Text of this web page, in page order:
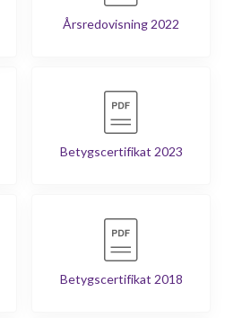
Årsredovisning 2022
Betygscertifikat 2023
Betygscertifikat 2018